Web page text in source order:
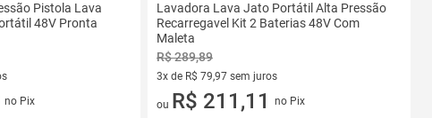
Pistola Lava
48V Pronta
no Pix
Lavadora Lava Jato Portátil Alta Pressão
Recarregavel Kit 2 Baterias 48V Com
Maleta
R$ 289,89
3x de R$ 79,97 sem juros
3 vez de R$ 79,97 sem juros
ou R$ 211,11
no Pix